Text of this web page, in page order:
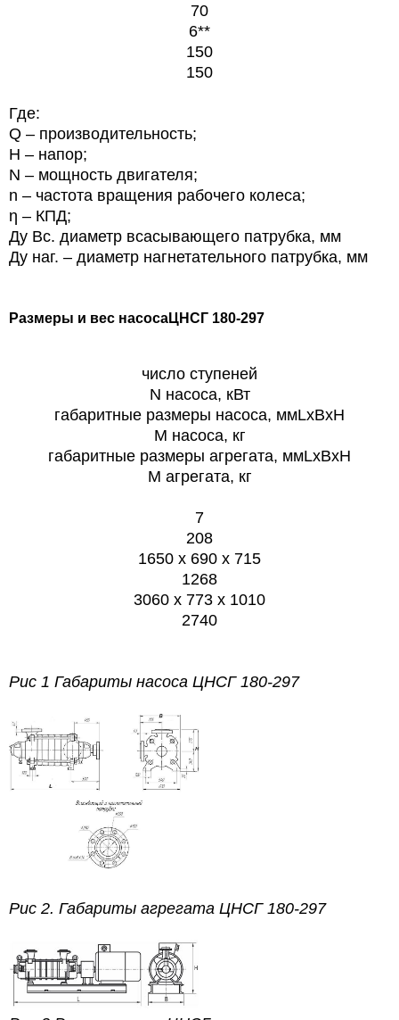
70
6**
150
150
Где:
Q – производительность;
Н – напор;
N – мощность двигателя;
n – частота вращения рабочего колеса;
η – КПД;
Ду Вс. диаметр всасывающего патрубка, мм
Ду наг. – диаметр нагнетательного патрубка, мм
Размеры и вес насосаЦНСГ 180-297
число ступеней
N насоса, кВт
габаритные размеры насоса, ммLxBxH
М насоса, кг
габаритные размеры агрегата, ммLxBxH
M агрегата, кг
7
208
1650 x 690 x 715
1268
3060 x 773 x 1010
2740
Рис 1 Габариты насоса ЦНСГ 180-297
Рис 2. Габариты агрегата ЦНСГ 180-297